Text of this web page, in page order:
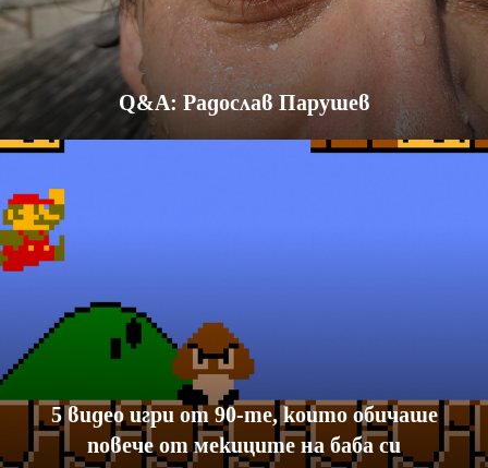
Q&A: Радослав Парушев
5 видео игри от 90-те, които обичаше
повече от мекиците на баба си